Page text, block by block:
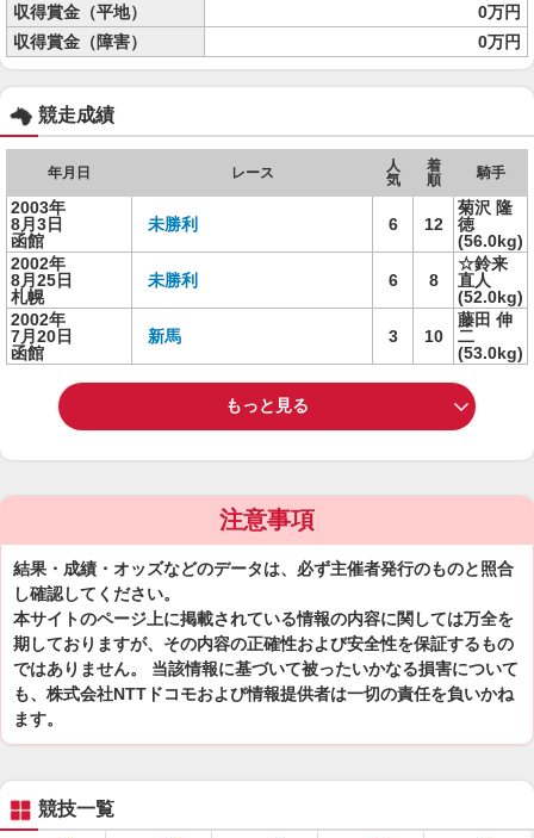
収得賞金（平地）
0万円
収得賞金（障害）
0万円
競走成績
年月日 レース
人
気
着
順
騎手
2003年
8月3日
函館
未勝利 6 12
菊沢 隆
徳
(56.0kg)
2002年
8月25日
札幌
未勝利 6 8
☆鈴来
直人
(52.0kg)
2002年
7月20日
函館
新馬 3 10
藤田 伸
二
(53.0kg)
もっと見る
注意事項
結果・成績・オッズなどのデータは、必ず主催者発行のものと照合
し確認してください。
本サイトのページ上に掲載されている情報の内容に関しては万全を
期しておりますが、その内容の正確性および安全性を保証するもの
ではありません。 当該情報に基づいて被ったいかなる損害について
も、株式会社NTTドコモおよび情報提供者は一切の責任を負いかね
ます。
競技一覧